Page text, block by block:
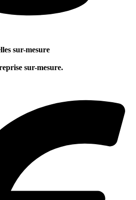
sur-mesure
sur-mesure.